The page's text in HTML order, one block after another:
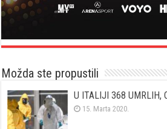
Možda ste propustili
U ITALIJI 368 UMRLIH,
15. Marta 2020.